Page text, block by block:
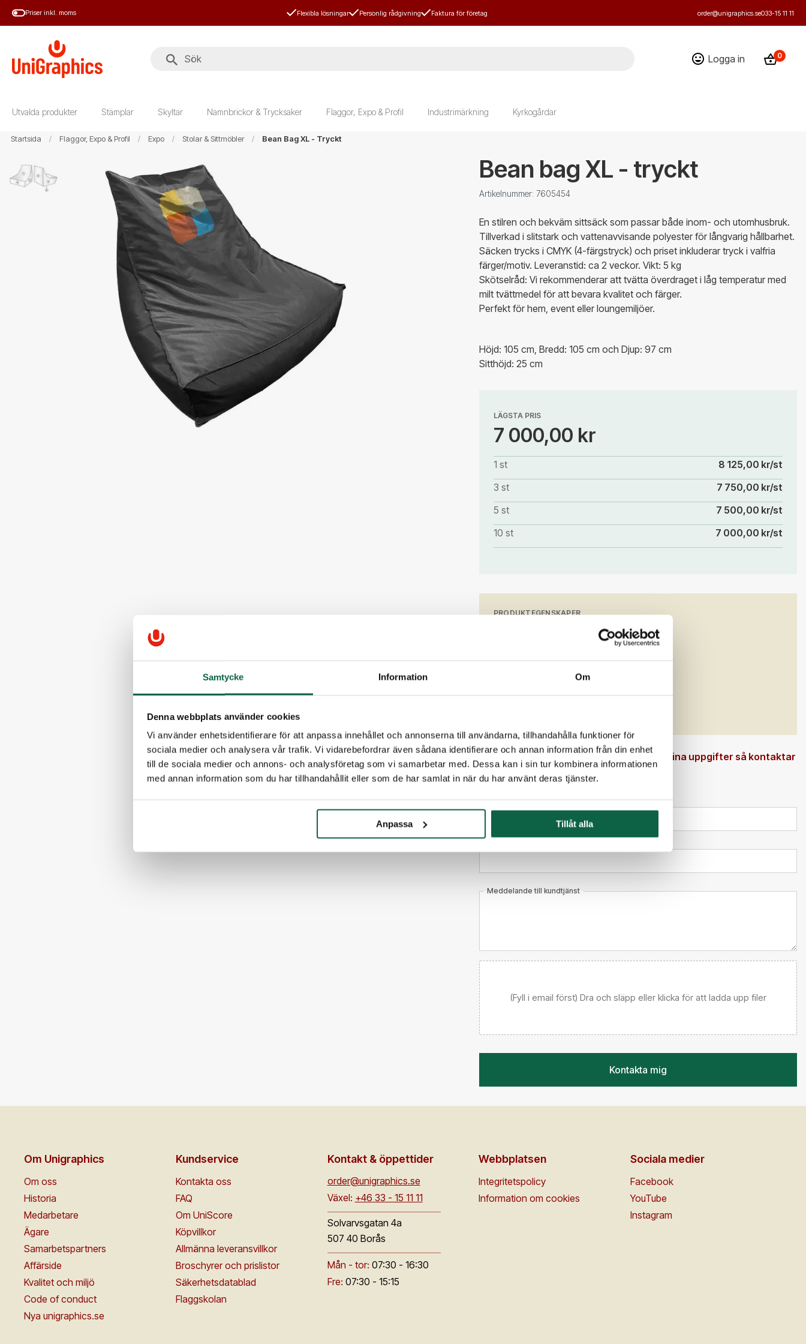
Samtycke Information Om
Denna webbplats använder cookies
Vi använder enhetsidentifierare för att anpassa innehållet och annonserna till användarna, tillhandahålla funktioner för
sociala medier och analysera vår trafik. Vi vidarebefordrar även sådana identifierare och annan information från din enhet
till de sociala medier och annons- och analysföretag som vi samarbetar med. Dessa kan i sin tur kombinera informationen
med annan information som du har tillhandahållit eller som de har samlat in när du har använt deras tjänster.
Anpassa Tillåt alla
HoppaPriser inkl. moms Flexibla lösningar Personlig rådgivning Faktura för företag order@unigraphics.se033-15 11 11
Logga in 0
Utvalda produkter Stämplar Skyltar Namnbrickor & Trycksaker Flaggor, Expo & Profil Industrimärkning Kyrkogårdar
Startsida Flaggor, Expo & Profil Expo Stolar & Sittmöbler Bean Bag XL - Tryckt
Bean bag XL - tryckt
Artikelnummer: 7605454
En stilren och bekväm sittsäck som passar både inom- och utomhusbruk.
Tillverkad i slitstark och vattenavvisande polyester för långvarig hållbarhet.
Säcken trycks i CMYK (4-färgstryck) och priset inkluderar tryck i valfria
färger/motiv. Leveranstid: ca 2 veckor. Vikt: 5 kg
Skötselråd: Vi rekommenderar att tvätta överdraget i låg temperatur med
milt tvättmedel för att bevara kvalitet och färger.
Perfekt för hem, event eller loungemiljöer.
Höjd: 105 cm, Bredd: 105 cm och Djup: 97 cm
Sitthöjd: 25 cm
LÄGSTA PRIS
7 000,00 kr
1 st
8 125,00 kr/st
3 st
7 750,00 kr/st
5 st
7 500,00 kr/st
10 st
7 000,00 kr/st
PRODUKTEGENSKAPER
Bredd (mm)
Produktblad (PDF)
Produkten är en beställningsvara. Ange dina uppgifter så kontaktar
vi dig.
Meddelande till kundtjänst
(Fyll i email först) Dra och släpp eller klicka för att ladda upp filer
Kontakta mig
Om Unigraphics
Om oss
Historia
Medarbetare
Ägare
Samarbetspartners
Affärside
Kvalitet och miljö
Code of conduct
Nya unigraphics.se
Kundservice
Kontakta oss
FAQ
Om UniScore
Köpvillkor
Allmänna leveransvillkor
Broschyrer och prislistor
Säkerhetsdatablad
Flaggskolan
Kontakt & öppettider
order@unigraphics.se
Växel: +46 33 - 15 11 11
Solvarvsgatan 4a
507 40 Borås
Mån - tor: 07:30 - 16:30
Fre: 07:30 - 15:15
Webbplatsen
Integritetspolicy
Information om cookies
Sociala medier
Facebook
YouTube
Instagram